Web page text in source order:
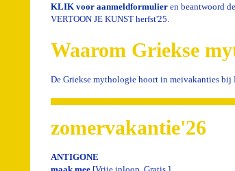
KLIK voor aanmeldformulier en beantwoord
VERTOON JE KUNST herfst'25.
Waarom Griekse
De Griekse mythologie hoort in meivakanties bij
zomervakantie'26
ANTIGONE